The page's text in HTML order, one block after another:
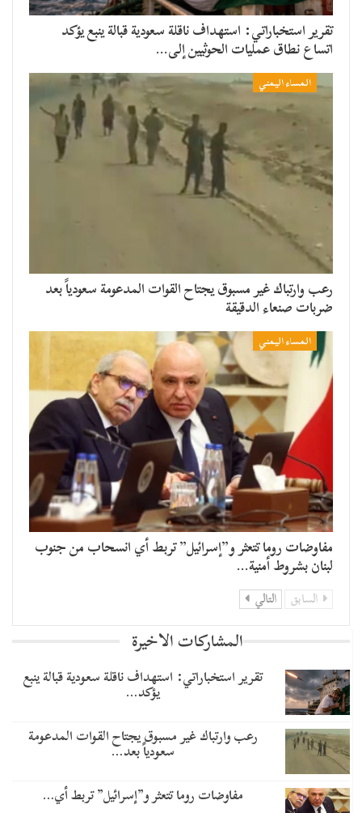
تقرير استخباراتي: استهداف ناقلة سعودية قبالة ينبع يؤكد
اتساع نطاق عمليات الحوثيين إلى…
المساء اليمني
رعب وارتباك غير مسبوق يجتاح القوات المدعومة سعودياً بعد
ضربات صنعاء الدقيقة
المساء اليمني
مفاوضات روما تتعثر و”إسرائيل” تربط أي انسحاب من جنوب
لبنان بشروط أمنية…
السابق التالي
المشاركات الاخيرة
تقرير استخباراتي: استهداف ناقلة سعودية قبالة ينبع
يؤكد…
رعب وارتباك غير مسبوق يجتاح القوات المدعومة
سعودياً بعد…
مفاوضات روما تتعثر و”إسرائيل” تربط أي…